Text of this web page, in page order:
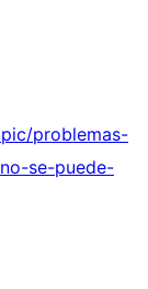
problemas-
se-puede-